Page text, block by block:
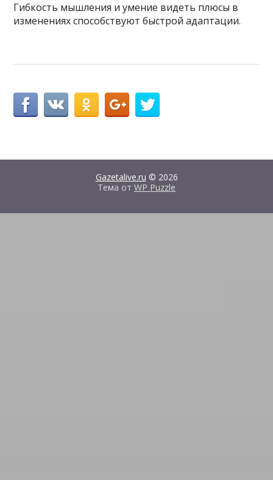
Гибкость мышления и умение видеть плюсы в
изменениях способствуют быстрой адаптации.
Gazetalive.ru © 2026
Тема от WP Puzzle